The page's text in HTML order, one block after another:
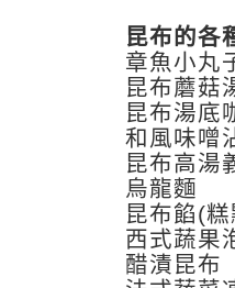
昆布的各
章魚小丸
昆布蘑菇
昆布湯底
和風味噌
昆布高湯
烏龍麵
昆布餡(
西式蔬果
醋漬昆布